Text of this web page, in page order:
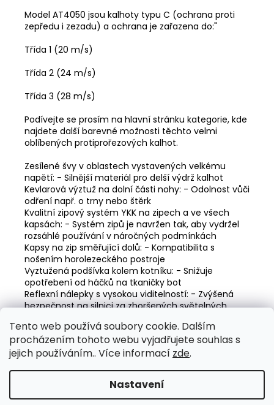
Tento web používá soubory cookie. Dalším
procházením tohoto webu vyjadřujete souhlas s
jejich používáním.. Více informací zde.
Nastavení
Model AT4050 jsou kalhoty typu C (ochrana proti
zepředu i zezadu) a ochrana je zařazena do:"
Třída 1 (20 m/s)
Třída 2 (24 m/s)
Třída 3 (28 m/s)
Podívejte se prosím na hlavní stránku kategorie, kde
najdete další barevné možnosti těchto velmi
oblíbených protiprořezových kalhot.
Zesílené švy v oblastech vystavených velkému
napětí: - Silnější materiál pro delší výdrž kalhot
Kevlarová výztuž na dolní části nohy: - Odolnost vůči
odření např. o trny nebo štěrk
Kvalitní zipový systém YKK na zipech a ve všech
kapsách: - Systém zipů je navržen tak, aby vydržel
rozsáhlé používání v náročných podmínkách
Kapsy na zip směřující dolů: - Kompatibilita s
nošením horolezeckého postroje
Vyztužená podšívka kolem kotníku: - Snižuje
opotřebení od háčků na tkaničky bot
Reflexní nálepky s vysokou viditelností: - Zvýšená
bezpečnost na silnici za zhoršených světelných
Kapsy na náklad a na telefon mají dvojitý sklopný
kryt: - Zabraňuje proniknutí třísek a prachu
Elastické stahovací utahování bot: - Omezuje